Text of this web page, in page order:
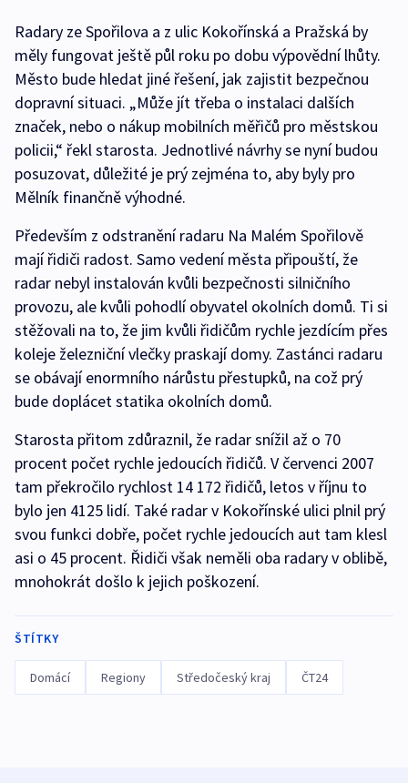
Radary ze Spořilova a z ulic Kokořínská a Pražská by
měly fungovat ještě půl roku po dobu výpovědní lhůty.
Město bude hledat jiné řešení, jak zajistit bezpečnou
dopravní situaci. „Může jít třeba o instalaci dalších
značek, nebo o nákup mobilních měřičů pro městskou
policii,“ řekl starosta. Jednotlivé návrhy se nyní budou
posuzovat, důležité je prý zejména to, aby byly pro
Mělník finančně výhodné.
Především z odstranění radaru Na Malém Spořilově
mají řidiči radost. Samo vedení města připouští, že
radar nebyl instalován kvůli bezpečnosti silničního
provozu, ale kvůli pohodlí obyvatel okolních domů. Ti si
stěžovali na to, že jim kvůli řidičům rychle jezdícím přes
koleje železniční vlečky praskají domy. Zastánci radaru
se obávají enormního nárůstu přestupků, na což prý
bude doplácet statika okolních domů.
Starosta přitom zdůraznil, že radar snížil až o 70
procent počet rychle jedoucích řidičů. V červenci 2007
tam překročilo rychlost 14 172 řidičů, letos v říjnu to
bylo jen 4125 lidí. Také radar v Kokořínské ulici plnil prý
svou funkci dobře, počet rychle jedoucích aut tam klesl
asi o 45 procent. Řidiči však neměli oba radary v oblibě,
mnohokrát došlo k jejich poškození.
ŠTÍTKY
Domácí Regiony Středočeský kraj ČT24